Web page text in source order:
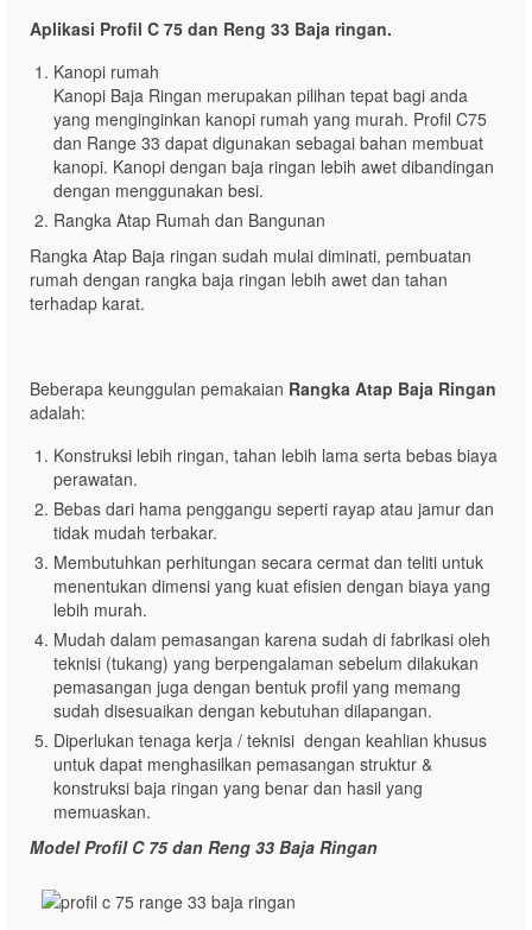
Aplikasi Profil C 75 dan Reng 33 Baja ringan.
Kanopi rumah
Kanopi Baja Ringan merupakan pilihan tepat bagi anda
yang menginginkan kanopi rumah yang murah. Profil C75
dan Range 33 dapat digunakan sebagai bahan membuat
kanopi. Kanopi dengan baja ringan lebih awet dibandingan
dengan menggunakan besi.
Rangka Atap Rumah dan Bangunan
Rangka Atap Baja ringan sudah mulai diminati, pembuatan
rumah dengan rangka baja ringan lebih awet dan tahan
terhadap karat.
Beberapa keunggulan pemakaian Rangka Atap Baja Ringan
adalah:
Konstruksi lebih ringan, tahan lebih lama serta bebas biaya
perawatan.
Bebas dari hama penggangu seperti rayap atau jamur dan
tidak mudah terbakar.
Membutuhkan perhitungan secara cermat dan teliti untuk
menentukan dimensi yang kuat efisien dengan biaya yang
lebih murah.
Mudah dalam pemasangan karena sudah di fabrikasi oleh
teknisi (tukang) yang berpengalaman sebelum dilakukan
pemasangan juga dengan bentuk profil yang memang
sudah disesuaikan dengan kebutuhan dilapangan.
Diperlukan tenaga kerja / teknisi dengan keahlian khusus
untuk dapat menghasilkan pemasangan struktur &
konstruksi baja ringan yang benar dan hasil yang
memuaskan.
Model Profil C 75 dan Reng 33 Baja Ringan